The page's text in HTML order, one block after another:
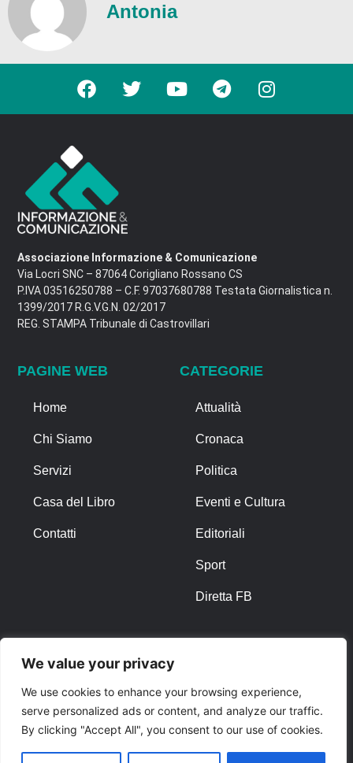
We value your privacy
We use cookies to enhance your browsing experience,
serve personalized ads or content, and analyze our traffic.
By clicking "Accept All", you consent to our use of cookies.
Antonia
Associazione Informazione & Comunicazione
Via Locri SNC – 87064 Corigliano Rossano CS
P.IVA 03516250788 – C.F. 97037680788 Testata Giornalistica n.
1399/2017 R.G.V.G.N. 02/2017
REG. STAMPA Tribunale di Castrovillari
PAGINE WEB
Home
Chi Siamo
Servizi
Casa del Libro
Contatti
CATEGORIE
Attualità
Cronaca
Politica
Eventi e Cultura
Editoriali
Sport
Diretta FB
Privacy Policy